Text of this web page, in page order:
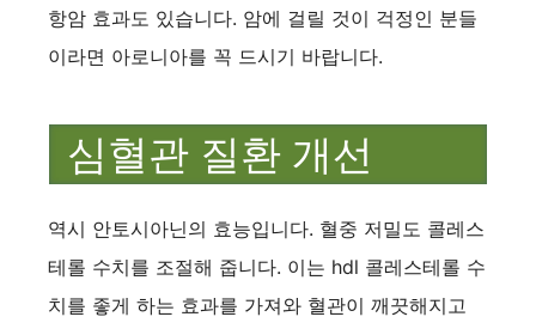
항암 효과도 있습니다. 암에 걸릴 것이 걱정인 분들
이라면 아로니아를 꼭 드시기 바랍니다.
심혈관 질환 개선
역시 안토시아닌의 효능입니다. 혈중 저밀도 콜레스
테롤 수치를 조절해 줍니다. 이는 hdl 콜레스테롤 수
치를 좋게 하는 효과를 가져와 혈관이 깨끗해지고